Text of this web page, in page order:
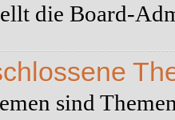
die Board-
sind